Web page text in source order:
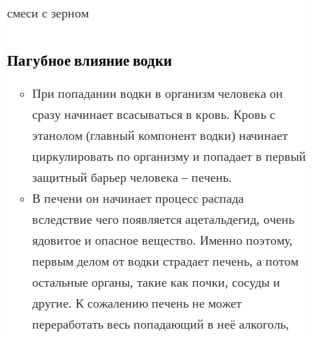
смеси с зерном
Пагубное влияние водки
При попадании водки в организм человека он
сразу начинает всасываться в кровь. Кровь с
этанолом (главный компонент водки) начинает
циркулировать по организму и попадает в первый
защитный барьер человека – печень.
В печени он начинает процесс распада
вследствие чего появляется ацетальдегид, очень
ядовитое и опасное вещество. Именно поэтому,
первым делом от водки страдает печень, а потом
остальные органы, такие как почки, сосуды и
другие. К сожалению печень не может
переработать весь попадающий в неё алкоголь,